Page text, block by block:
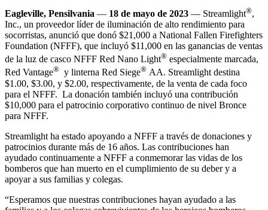
Eagleville, Pensilvania — 18 de mayo de 2023 — Streamlight®,
Inc., un proveedor líder de iluminación de alto rendimiento para
socorristas, anunció que donó $21,000 a National Fallen Firefighters
Foundation (NFFF), que incluyó $11,000 en las ganancias de ventas
de la luz de casco NFFF Red Nano Light® especialmente marcada,
Red Vantage® y linterna Red Siege® AA. Streamlight destina
$1.00, $3.00, y $2.00, respectivamente, de la venta de cada foco
para el NFFF. La donación también incluyó una contribución
$10,000 para el patrocinio corporativo continuo de nivel Bronce
para NFFF.
Streamlight ha estado apoyando a NFFF a través de donaciones y
patrocinios durante más de 16 años. Las contribuciones han
ayudado continuamente a NFFF a conmemorar las vidas de los
bomberos que han muerto en el cumplimiento de su deber y a
apoyar a sus familias y colegas.
“Esperamos que nuestras contribuciones hayan ayudado a las